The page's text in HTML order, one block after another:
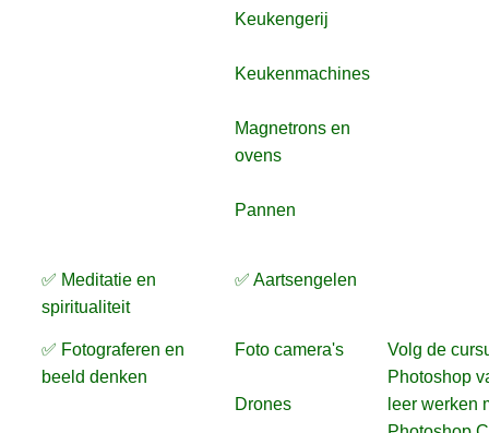
Keukengerij
Keukenmachines
Magnetrons en
ovens
Pannen
✅ Meditatie en
spiritualiteit
✅ Aartsengelen
✅ Fotograferen en
beeld denken
Foto camera's
Drones
Volg de
Photoshop
leer werken